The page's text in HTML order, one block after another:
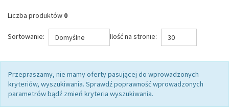
Liczba produktów 0
Sortowanie: Domyślne Ilość na stronie: 30
Przepraszamy, nie mamy oferty pasującej do wprowadzonych
kryteriów, wyszukiwania. Sprawdź poprawność wprowadzonych
parametrów bądź zmień kryteria wyszukiwania.